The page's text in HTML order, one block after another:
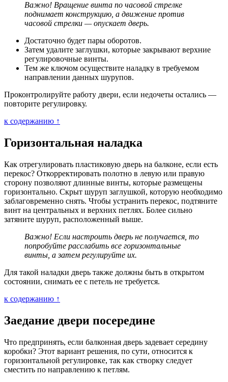
Важно! Вращение винта по часовой стрелке
поднимает конструкцию, а движение против
часовой стрелки — опускает дверь.
Достаточно будет пары оборотов.
Затем удалите заглушки, которые закрывают верхние
регулировочные винты.
Тем же ключом осуществите наладку в требуемом
направлении данных шурупов.
Проконтролируйте работу двери, если недочеты остались —
повторите регулировку.
к содержанию ↑
Горизонтальная наладка
Как отрегулировать пластиковую дверь на балконе, если есть
перекос? Откорректировать полотно в левую или правую
сторону позволяют длинные винты, которые размещены
горизонтально. Скрыт шуруп заглушкой, которую необходимо
заблаговременно снять. Чтобы устранить перекос, подтяните
винт на центральных и верхних петлях. Более сильно
затяните шуруп, расположенный выше.
Важно! Если настроить дверь не получается, то
попробуйте расслабить все горизонтальные
винты, а затем регулируйте их.
Для такой наладки дверь также должны быть в открытом
состоянии, снимать ее с петель не требуется.
к содержанию ↑
Заедание двери посередине
Что предпринять, если балконная дверь задевает середину
коробки? Этот вариант решения, по сути, относится к
горизонтальной регулировке, так как створку следует
сместить по направлению к петлям.